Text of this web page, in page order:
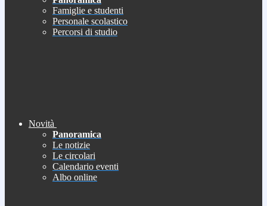
Famiglie e studenti
Personale scolastico
Percorsi di studio
Novità
Panoramica
Le notizie
Le circolari
Calendario eventi
Albo online